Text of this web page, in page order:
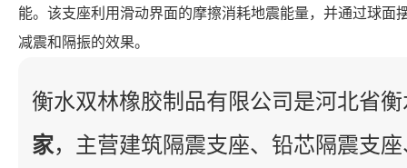
能。该支座利用滑动界面的摩擦消耗地震能量，并通过球面
减震和隔振的效果。
衡水双林橡胶制品有限公司是河北省
家，主营建筑隔震支座、铅芯隔震支